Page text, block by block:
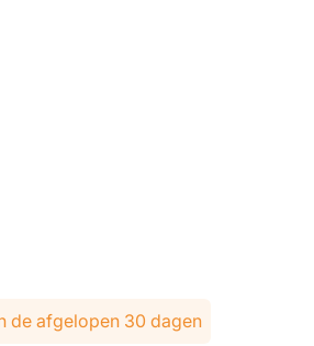
de afgelopen 30 dagen